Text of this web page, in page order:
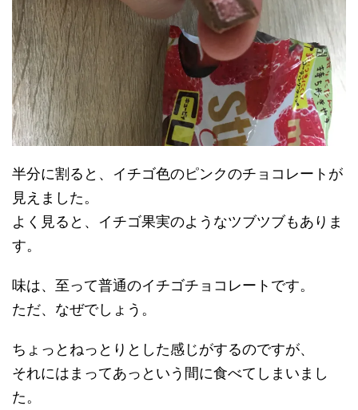
半分に割ると、イチゴ色のピンクのチョコレートが
見えました。
よく見ると、イチゴ果実のようなツブツブもありま
す。
味は、至って普通のイチゴチョコレートです。
ただ、なぜでしょう。
ちょっとねっとりとした感じがするのですが、
それにはまってあっという間に食べてしまいまし
た。